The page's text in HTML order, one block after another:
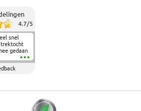
4.7/5
snel
trektocht
gedaan
beproeving
op te